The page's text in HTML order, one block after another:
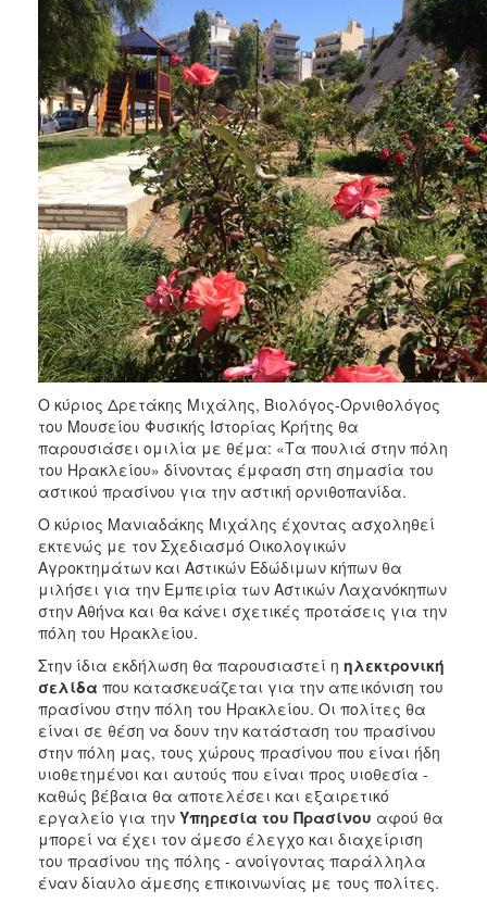
ΕΠΙΣΚΕΠΤΗΣ
ΗΡΑΚΛΕΙΟ
Ο κύριος Δρετάκης Μιχάλης, Βιολόγος-Ορνιθολόγος
του Μουσείου Φυσικής Ιστορίας Κρήτης θα
παρουσιάσει ομιλία με θέμα: «Τα πουλιά στην πόλη
του Ηρακλείου» δίνοντας έμφαση στη σημασία του
αστικού πρασίνου για την αστική ορνιθοπανίδα.
Ο κύριος Μανιαδάκης Μιχάλης έχοντας ασχοληθεί
εκτενώς με τον Σχεδιασμό Οικολογικών
Αγροκτημάτων και Αστικών Εδώδιμων κήπων θα
μιλήσει για την Εμπειρία των Αστικών Λαχανόκηπων
στην Αθήνα και θα κάνει σχετικές προτάσεις για την
πόλη του Ηρακλείου.
Στην ίδια εκδήλωση θα παρουσιαστεί η ηλεκτρονική
σελίδα που κατασκευάζεται για την απεικόνιση του
πρασίνου στην πόλη του Ηρακλείου. Οι πολίτες θα
είναι σε θέση να δουν την κατάσταση του πρασίνου
στην πόλη μας, τους χώρους πρασίνου που είναι ήδη
υιοθετημένοι και αυτούς που είναι προς υιοθεσία -
καθώς βέβαια θα αποτελέσει και εξαιρετικό
εργαλείο για την Yπηρεσία του Πρασίνου αφού θα
μπορεί να έχει τον άμεσο έλεγχο και διαχείριση
του πρασίνου της πόλης - ανοίγοντας παράλληλα
έναν δίαυλο άμεσης επικοινωνίας με τους πολίτες.